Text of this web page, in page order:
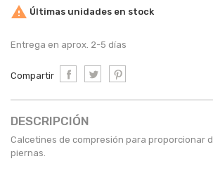
 Últimas unidades en stock
Entrega en aprox. 2-5 días
Compartir
DESCRIPCIÓN
Calcetines de compresión para proporcionar
piernas.